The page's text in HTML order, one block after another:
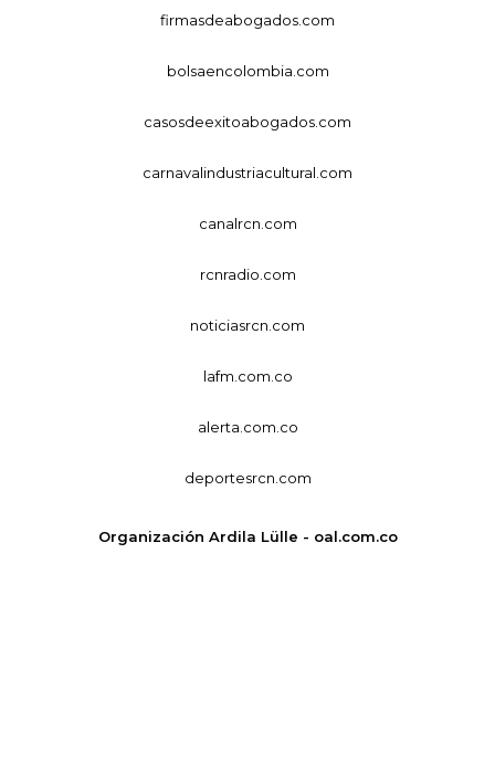
firmasdeabogados.com
bolsaencolombia.com
casosdeexitoabogados.com
carnavalindustriacultural.com
canalrcn.com
rcnradio.com
noticiasrcn.com
lafm.com.co
alerta.com.co
deportesrcn.com
Organización Ardila Lülle - oal.com.co